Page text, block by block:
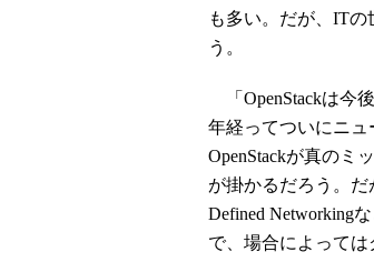
も多い。だが、IT
う。
「OpenStackは今
年経ってついにニュ
OpenStackが真のミ
が掛かるだろう。
Defined Networking
で、場合によっては